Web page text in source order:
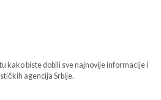
kako biste dobili sve najnovije informacije i
agencija Srbije.